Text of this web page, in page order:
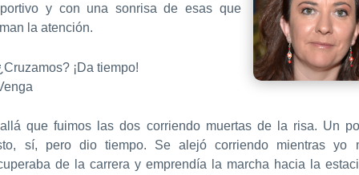
y con una sonrisa de esas que
la atención.
¡Da tiempo!
que fuimos las dos corriendo muertas de la risa. Un
sí, pero dio tiempo. Se alejó corriendo mientras yo
de la carrera y emprendía la marcha hacia la